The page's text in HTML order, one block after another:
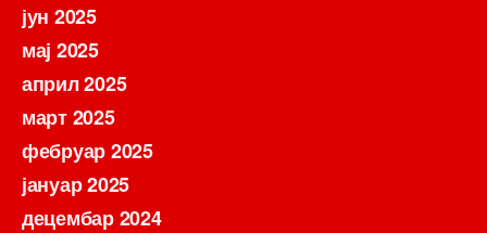
јун 2025
мај 2025
април 2025
март 2025
фебруар 2025
јануар 2025
децембар 2024